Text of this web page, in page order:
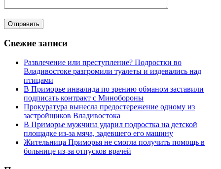
Свежие записи
Развлечение или преступление? Подростки во
Владивостоке разгромили туалеты и издевались над
птицами
В Приморье инвалида по зрению обманом заставили
подписать контракт с Минобороны
Прокуратура вынесла предостережение одному из
застройщиков Владивостока
В Приморье мужчина ударил подростка на детской
площадке из-за мяча, задевшего его машину
Жительница Приморья не смогла получить помощь в
больнице из-за отпусков врачей